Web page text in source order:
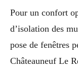
Pour un confort
d’isolation des
pose de fenêtres
Châteauneuf Le